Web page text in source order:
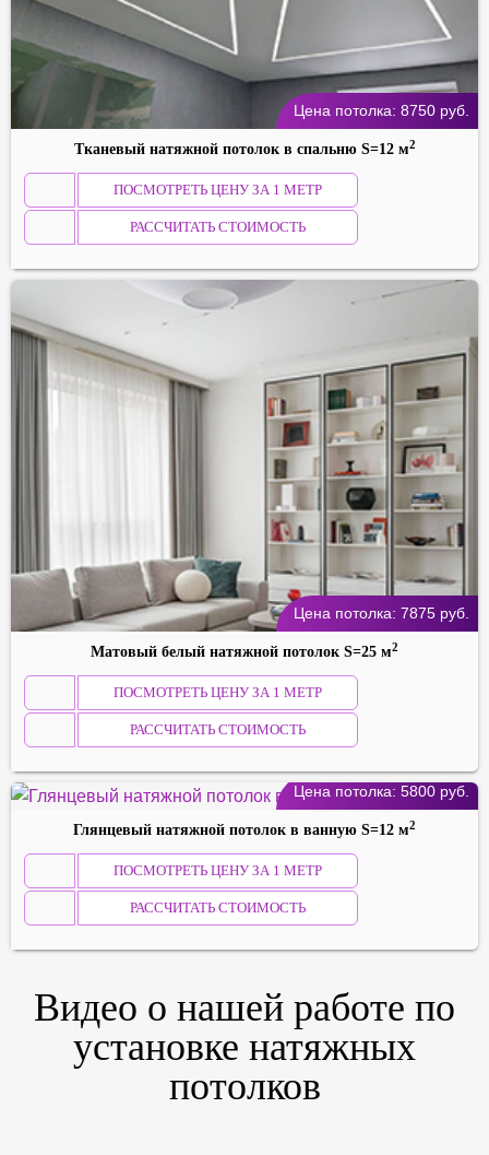
Цена потолка: 8750 руб.
Тканевый натяжной потолок в спальню S=12 м2
ПОСМОТРЕТЬ ЦЕНУ ЗА 1 МЕТР
РАССЧИТАТЬ СТОИМОСТЬ
Цена потолка: 7875 руб.
Матовый белый натяжной потолок S=25 м2
ПОСМОТРЕТЬ ЦЕНУ ЗА 1 МЕТР
РАССЧИТАТЬ СТОИМОСТЬ
Цена потолка: 5800 руб.
Глянцевый натяжной потолок в ванную S=12 м2
ПОСМОТРЕТЬ ЦЕНУ ЗА 1 МЕТР
РАССЧИТАТЬ СТОИМОСТЬ
Видео о нашей работе по
установке натяжных
потолков